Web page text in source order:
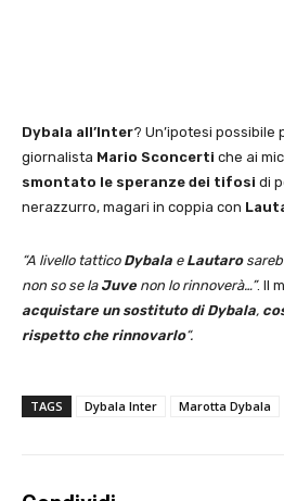
Dybala all’Inter? Un’ipotesi possibile
giornalista Mario Sconcerti che ai
smontato le speranze dei tifosi di
nerazzurro, magari in coppia con
“A livello tattico Dybala e Lautaro
non so se la Juve non lo rinnoverà…”. Il
acquistare un sostituto di Dybala,
rispetto che rinnovarlo“.
TAGS Dybala Inter Marotta Dybala